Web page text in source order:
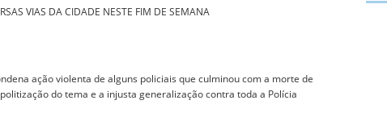
VIAS DA CIDADE NESTE FIM DE SEMANA
ação violenta de alguns policiais que culminou com a morte de
do tema e a injusta generalização contra toda a Polícia